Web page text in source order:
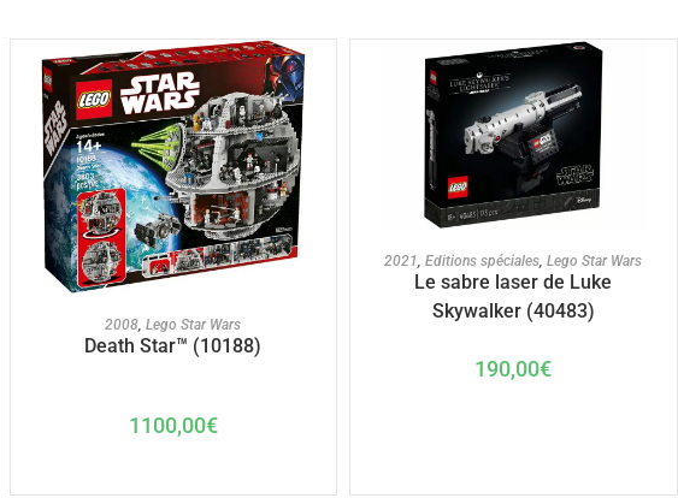
AJOUTER AU PANIER
2008,Lego Star Wars
Death Star™ (10188)
1100,00€
AJOUTER AU PANIER
2021 ,Editions spéciales ,Lego Star Wars
Le sabre laser de Luke
Skywalker (40483)
190,00€